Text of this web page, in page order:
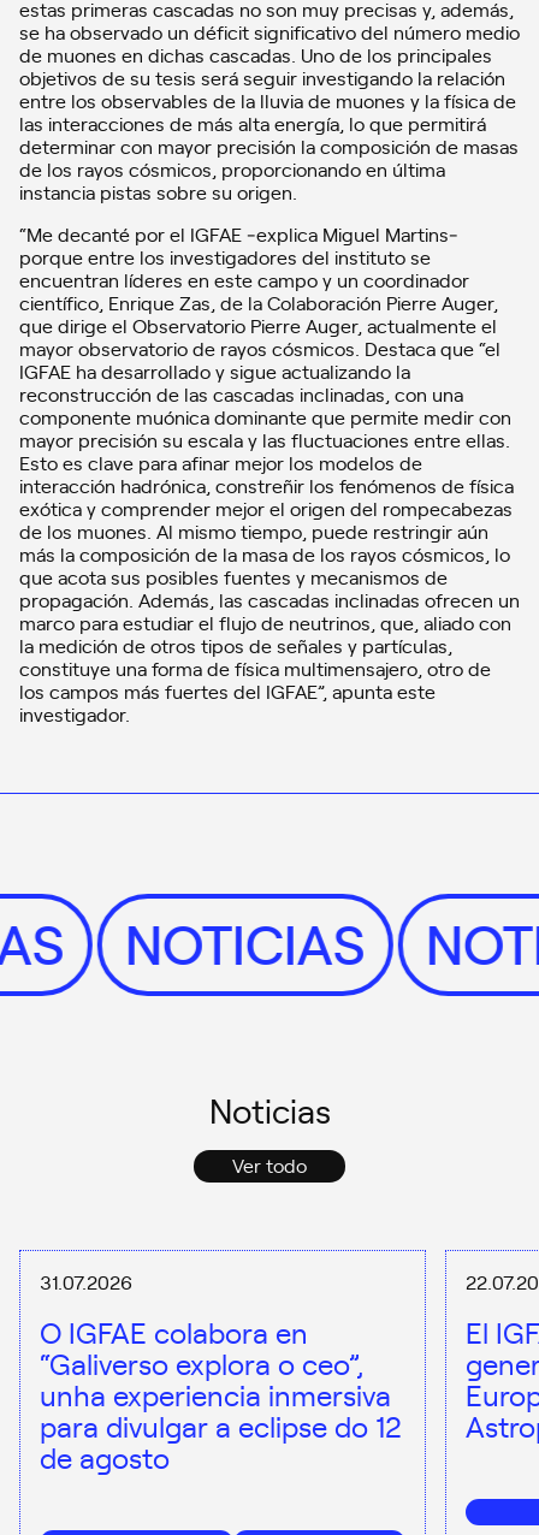
estas primeras cascadas no son muy precisas y, además,
se ha observado un déficit significativo del número medio
de muones en dichas cascadas. Uno de los principales
objetivos de su tesis será seguir investigando la relación
entre los observables de la lluvia de muones y la física de
las interacciones de más alta energía, lo que permitirá
determinar con mayor precisión la composición de masas
de los rayos cósmicos, proporcionando en última
instancia pistas sobre su origen.
“Me decanté por el IGFAE ‒explica Miguel Martins‒
porque entre los investigadores del instituto se
encuentran líderes en este campo y un coordinador
científico, Enrique Zas, de la Colaboración Pierre Auger,
que dirige el Observatorio Pierre Auger, actualmente el
mayor observatorio de rayos cósmicos. Destaca que “el
IGFAE ha desarrollado y sigue actualizando la
reconstrucción de las cascadas inclinadas, con una
componente muónica dominante que permite medir con
mayor precisión su escala y las fluctuaciones entre ellas.
Esto es clave para afinar mejor los modelos de
interacción hadrónica, constreñir los fenómenos de física
exótica y comprender mejor el origen del rompecabezas
de los muones. Al mismo tiempo, puede restringir aún
más la composición de la masa de los rayos cósmicos, lo
que acota sus posibles fuentes y mecanismos de
propagación. Además, las cascadas inclinadas ofrecen un
marco para estudiar el flujo de neutrinos, que, aliado con
la medición de otros tipos de señales y partículas,
constituye una forma de física multimensajero, otro de
los campos más fuertes del IGFAE”, apunta este
investigador.
NOTICIAS
Noticias
Ver todo
31.07.2026
O IGFAE colabora en
“Galiverso explora o ceo”,
unha experiencia inmersiva
para divulgar a eclipse do 12
de agosto
El